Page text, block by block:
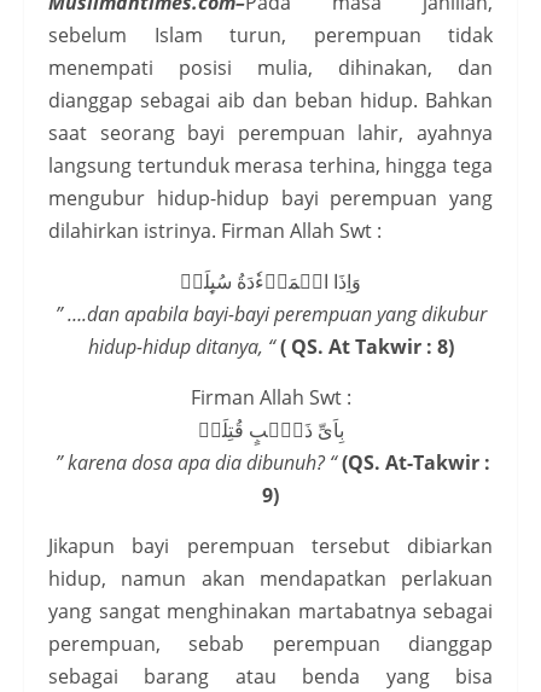
sebelum Islam turun, perempuan tidak
menempati posisi mulia, dihinakan, dan
dianggap sebagai aib dan beban hidup. Bahkan
saat seorang bayi perempuan lahir, ayahnya
langsung tertunduk merasa terhina, hingga tega
mengubur hidup-hidup bayi perempuan yang
dilahirkan istrinya. Firman Allah Swt :
وَاِذَا الۡمَوۡءٗدَةُ سُٮِٕلَتۡ
” ….dan apabila bayi-bayi perempuan yang dikubur
hidup-hidup ditanya, “ ( QS. At Takwir : 8)
Firman Allah Swt :
بِاَىِّ ذَنۡۢبٍ قُتِلَتۡ
” karena dosa apa dia dibunuh? “(QS. At-Takwir :
9)
Jikapun bayi perempuan tersebut dibiarkan
hidup, namun akan mendapatkan perlakuan
yang sangat menghinakan martabatnya sebagai
perempuan, sebab perempuan dianggap
sebagai barang atau benda yang bisa